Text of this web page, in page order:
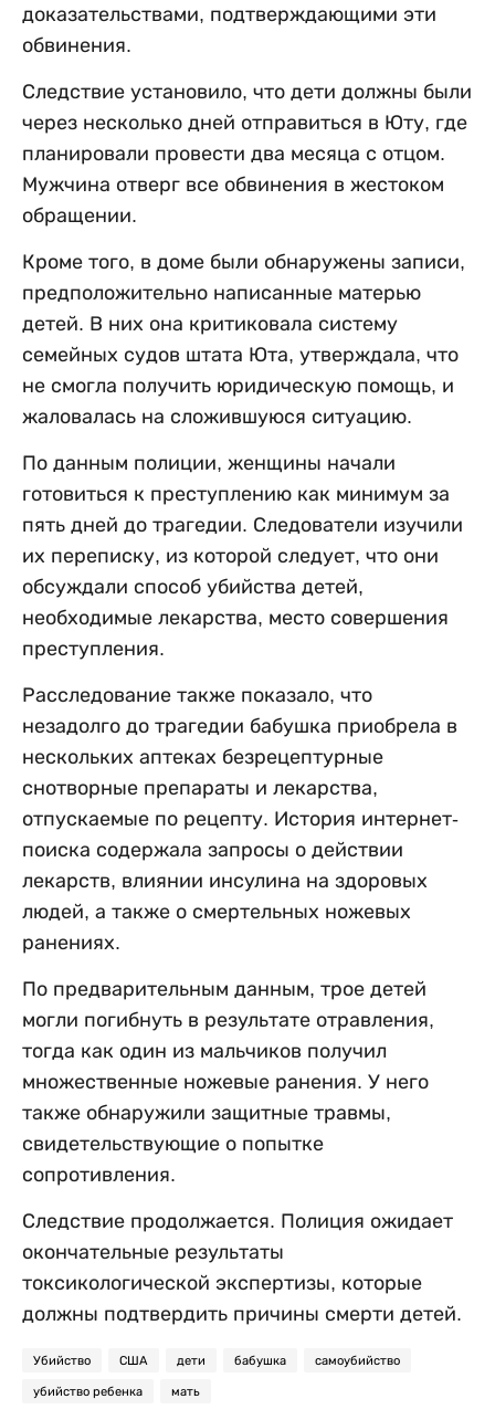
доказательствами, подтверждающими эти
обвинения.
Следствие установило, что дети должны были
через несколько дней отправиться в Юту, где
планировали провести два месяца с отцом.
Мужчина отверг все обвинения в жестоком
обращении.
Кроме того, в доме были обнаружены записи,
предположительно написанные матерью
детей. В них она критиковала систему
семейных судов штата Юта, утверждала, что
не смогла получить юридическую помощь, и
жаловалась на сложившуюся ситуацию.
По данным полиции, женщины начали
готовиться к преступлению как минимум за
пять дней до трагедии. Следователи изучили
их переписку, из которой следует, что они
обсуждали способ убийства детей,
необходимые лекарства, место совершения
преступления.
Расследование также показало, что
незадолго до трагедии бабушка приобрела в
нескольких аптеках безрецептурные
снотворные препараты и лекарства,
отпускаемые по рецепту. История интернет-
поиска содержала запросы о действии
лекарств, влиянии инсулина на здоровых
людей, а также о смертельных ножевых
ранениях.
По предварительным данным, трое детей
могли погибнуть в результате отравления,
тогда как один из мальчиков получил
множественные ножевые ранения. У него
также обнаружили защитные травмы,
свидетельствующие о попытке
сопротивления.
Следствие продолжается. Полиция ожидает
окончательные результаты
токсикологической экспертизы, которые
должны подтвердить причины смерти детей.
Убийство США дети бабушка самоубийство
убийство ребенка мать